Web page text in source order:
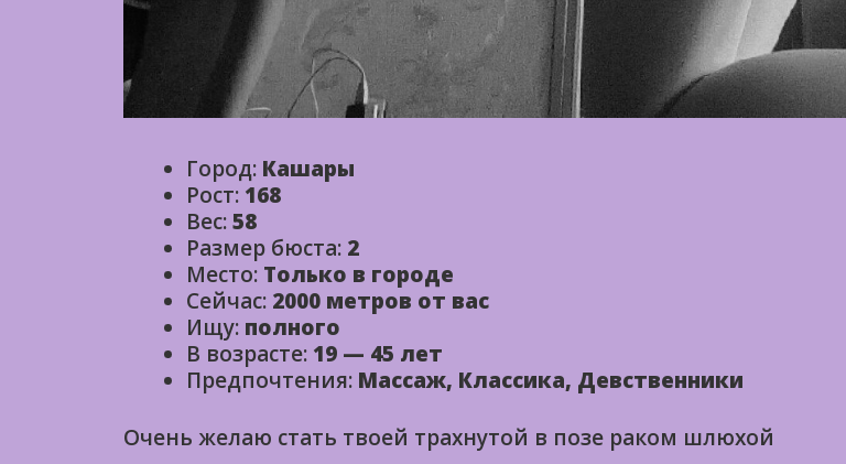
Город: Кашары
Рост: 168
Вес:58
Размер бюста: 2
Место: Только в городе
Сейчас: 2000 метров от вас
Ищу: полного
В возрасте: 19 — 45 лет
Предпочтения: Массаж, Классика, Девственники
Очень желаю стать твоей трахнутой в позе раком шлюхой